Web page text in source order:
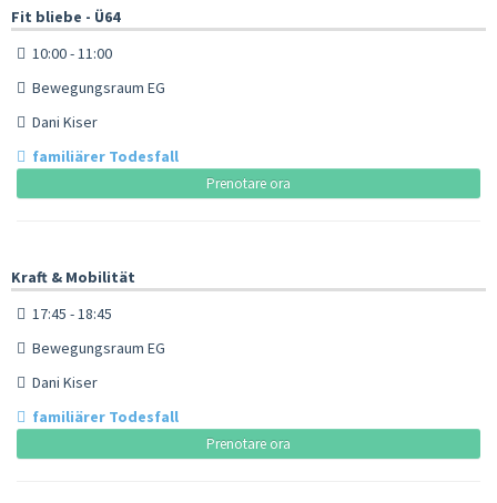
Fit bliebe - Ü64
10:00 - 11:00
Bewegungsraum EG
Dani Kiser
familiärer Todesfall
Prenotare ora
Kraft & Mobilität
17:45 - 18:45
Bewegungsraum EG
Dani Kiser
familiärer Todesfall
Prenotare ora